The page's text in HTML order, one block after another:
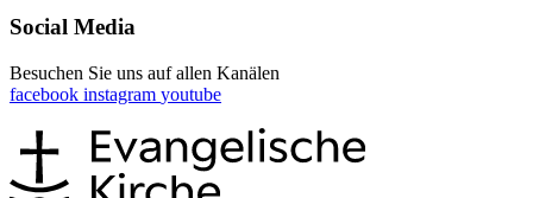
Social Media
Besuchen Sie uns auf allen Kanälen
facebook instagram youtube